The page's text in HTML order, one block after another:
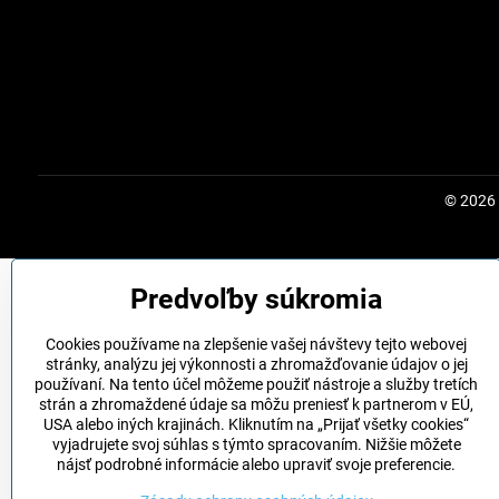
©2026
Predvoľby súkromia
Cookies používame na zlepšenie vašej návštevy tejto webovej
stránky, analýzu jej výkonnosti a zhromažďovanie údajov o jej
používaní. Na tento účel môžeme použiť nástroje a služby tretích
strán a zhromaždené údaje sa môžu preniesť k partnerom v EÚ,
USA alebo iných krajinách. Kliknutím na „Prijať všetky cookies“
vyjadrujete svoj súhlas s týmto spracovaním. Nižšie môžete
nájsť podrobné informácie alebo upraviť svoje preferencie.